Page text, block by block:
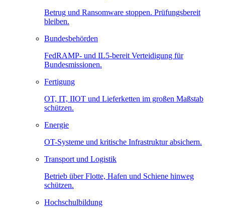
Betrug und Ransomware stoppen. Prüfungsbereit
bleiben.
Bundesbehörden
FedRAMP- und IL5-bereit Verteidigung für
Bundesmissionen.
Fertigung
OT, IT, IIOT und Lieferketten im großen Maßstab
schützen.
Energie
OT-Systeme und kritische Infrastruktur absichern.
Transport und Logistik
Betrieb über Flotte, Hafen und Schiene hinweg
schützen.
Hochschulbildung